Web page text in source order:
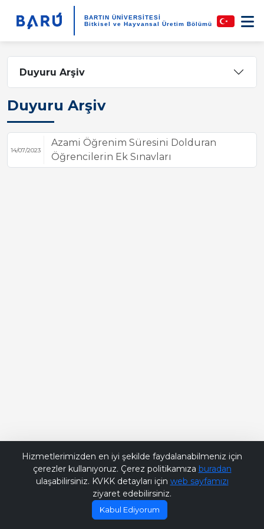
BARTIN ÜNİVERSİTESİ
Bitkisel ve Hayvansal Üretim Bölümü
Duyuru Arşiv
Duyuru Arşiv
14/07/2023
Azami Öğrenim Süresini Dolduran
Öğrencilerin Ek Sınavları
Hizmetlerimizden en iyi şekilde faydalanabilmeniz için
çerezler kullanıyoruz. Çerez politikamıza buradan
ulaşabilirsiniz. KVKK detayları için web sayfamızı
ziyaret edebilirsiniz.
Kabul Ediyorum
Bana Soru Sor | Ask Me